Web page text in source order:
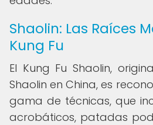
Shaolin: Las Raíces
Kung Fu
El Kung Fu Shaolin,
Shaolin en China, es
gama de técnicas, que
acrobáticos, patadas